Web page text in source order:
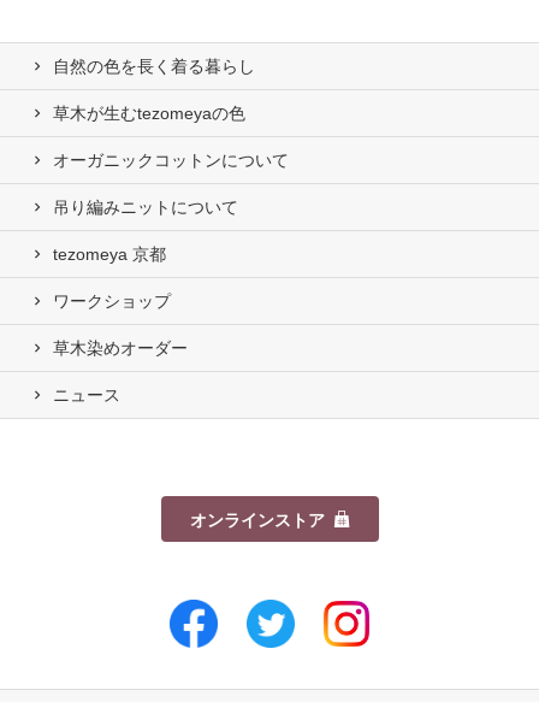
自然の⾊を⻑く着る暮らし
草木が生むtezomeyaの⾊
オーガニックコットンについて
吊り編みニットについて
tezomeya 京都
ワークショップ
草木染めオーダー
ニュース
オンラインストア